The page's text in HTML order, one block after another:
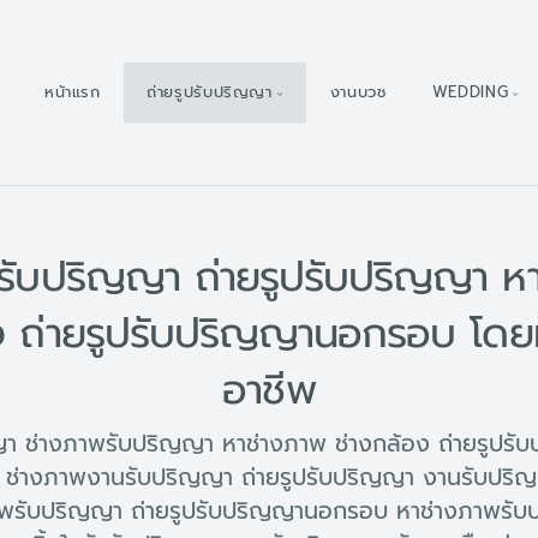
หน้าแรก ถ่ายรูปรับปริญญา งานบวช WEDDING
บปริญญา ถ่ายรูปรับปริญญา ห
ถ่ายรูปรับปริญญานอกรอบ โด
อาชีพ
ช่างภาพรับปริญญา หาช่างภาพ ช่างกล้อง ถ่ายรูปรั
างภาพงานรับปริญญา ถ่ายรูปรับปริญญา งานรับปริ
บปริญญา ถ่ายรูปรับปริญญานอกรอบ หาช่างภาพรั